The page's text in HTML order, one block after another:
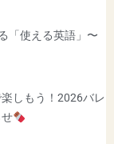
「使える英語」〜
しもう！2026バレ